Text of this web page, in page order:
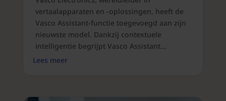
vertaalapparaten en -oplossingen, heeft de
Vasco Assistant-functie toegevoegd aan zijn
nieuwste model. Dankzij contextuele
intelligentie begrijpt Vasco Assistant...
Lees meer